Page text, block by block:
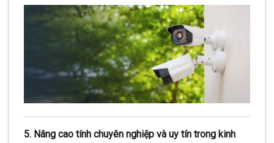
5. Nâng cao tính chuyên nghiệp và uy tín trong kinh